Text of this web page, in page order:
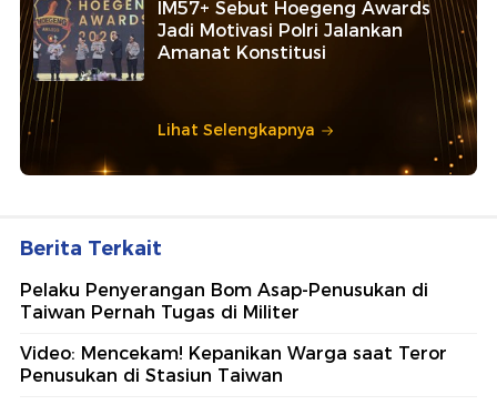
IM57+ Sebut Hoegeng Awards
Jadi Motivasi Polri Jalankan
Amanat Konstitusi
Lihat Selengkapnya
Berita Terkait
Pelaku Penyerangan Bom Asap-Penusukan di
Taiwan Pernah Tugas di Militer
Video: Mencekam! Kepanikan Warga saat Teror
Penusukan di Stasiun Taiwan